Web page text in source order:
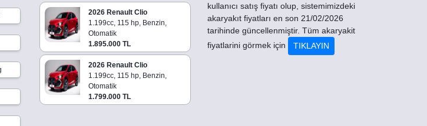
2026 Renault Clio
1.199cc, 115 hp, Benzin,
Otomatik
1.895.000 TL
2026 Renault Clio
1.199cc, 115 hp, Benzin,
Otomatik
1.799.000 TL
kullanıcı satış fiyatı olup, sistemimizdeki
akaryakıt fiyatları en son 21/02/2026
tarihinde güncellenmiştir. Tüm akaryakit
fiyatlarini görmek için
TIKLAYIN